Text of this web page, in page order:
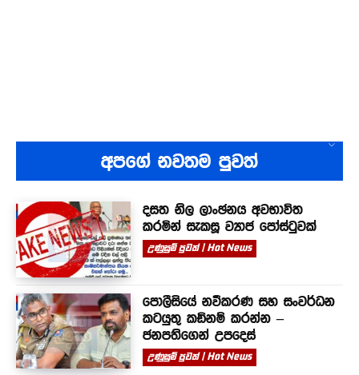
අපගේ නවතම පුවත්
දසත නිල ලාංඡනය අවභාවිත
කරමින් සැකසූ ව්‍යාජ පෝස්ටුවක්
උණුසුම් පුවත් | Hot News
පොලීසියේ නවීකරණ සහ සංවර්ධන
කටයුතු කඩිනම් කරන්න –
ජනපතිගෙන් උපදෙස්
උණුසුම් පුවත් | Hot News